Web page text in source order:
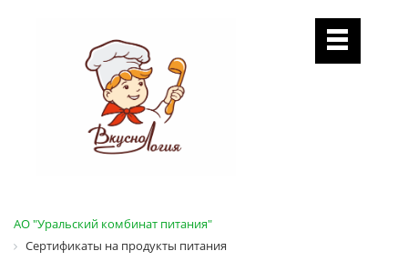
АО "Уральский комбинат питания"
Сертификаты на продукты питания